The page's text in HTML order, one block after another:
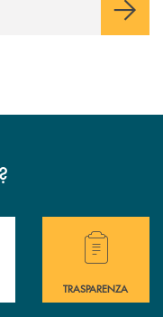
?
immediata?
Hai bisogno di
TRASPARENZA